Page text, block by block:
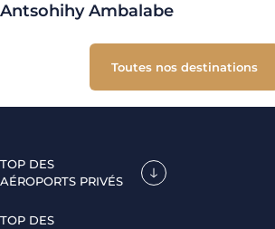
Antsohihy Ambalabe
Toutes nos destinations
TOP DES
AÉROPORTS PRIVÉS
TOP DES